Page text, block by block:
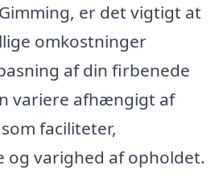
er det vigtigt at
omkostninger
af din firbenede
variere afhængigt af
faciliteter,
og varighed af opholdet.